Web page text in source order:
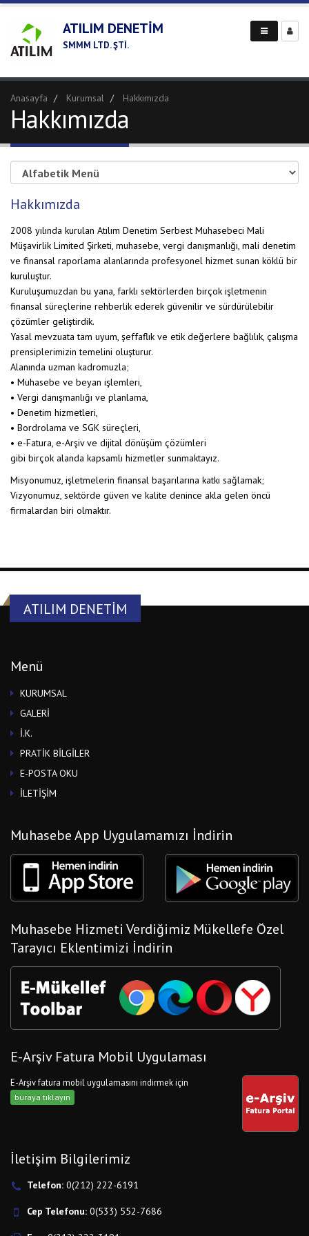
ATILIM DENETİM
SMMM LTD. ŞTİ.
Anasayfa Kurumsal Hakkımızda
Hakkımızda
Hakkımızda
2008 yılında kurulan Atılım Denetim Serbest Muhasebeci Mali
Müşavirlik Limited Şirketi, muhasebe, vergi danışmanlığı, mali denetim
ve finansal raporlama alanlarında profesyonel hizmet sunan köklü bir
kuruluştur.
Kuruluşumuzdan bu yana, farklı sektörlerden birçok işletmenin
finansal süreçlerine rehberlik ederek güvenilir ve sürdürülebilir
çözümler geliştirdik.
Yasal mevzuata tam uyum, şeffaflık ve etik değerlere bağlılık, çalışma
prensiplerimizin temelini oluşturur.
Alanında uzman kadromuzla;
• Muhasebe ve beyan işlemleri,
• Vergi danışmanlığı ve planlama,
• Denetim hizmetleri,
• Bordrolama ve SGK süreçleri,
• e-Fatura, e-Arşiv ve dijital dönüşüm çözümleri
gibi birçok alanda kapsamlı hizmetler sunmaktayız.
Misyonumuz, işletmelerin finansal başarılarına katkı sağlamak;
Vizyonumuz, sektörde güven ve kalite denince akla gelen öncü
firmalardan biri olmaktır.
ATILIM DENETİM
Menü
KURUMSAL
GALERİ
İ.K.
PRATİK BİLGİLER
E-POSTA OKU
İLETİŞİM
Muhasebe App Uygulamamızı İndirin
Muhasebe Hizmeti Verdiğimiz Mükellefe Özel
Tarayıcı Eklentimizi İndirin
E-Arşiv Fatura Mobil Uygulaması
E-Arşiv fatura mobil uygulamasını indirmek için
buraya tıklayın
İletişim Bilgilerimiz
Telefon: 0(212) 222-6191
Cep Telefonu: 0(533) 552-7686